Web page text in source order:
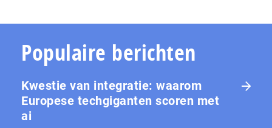
Populaire berichten
Kwestie van integratie: waarom
Europese tech­gi­gan­ten scoren met
ai